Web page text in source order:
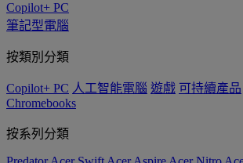
Copilot+ PC
筆記型電腦
按類別分類
Copilot+ PC 人工智能電腦 遊戲 可持續產品
Chromebooks
按系列分類